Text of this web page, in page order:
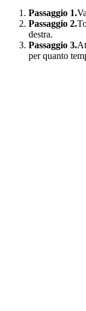
Passaggio 1.
Passaggio 2.
destra.
Passaggio 3.
per quanto